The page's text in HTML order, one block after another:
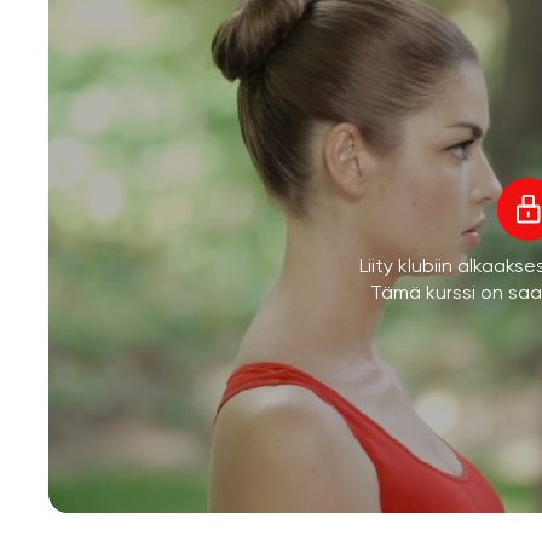
Liity klubiin
Tämä kurssi on